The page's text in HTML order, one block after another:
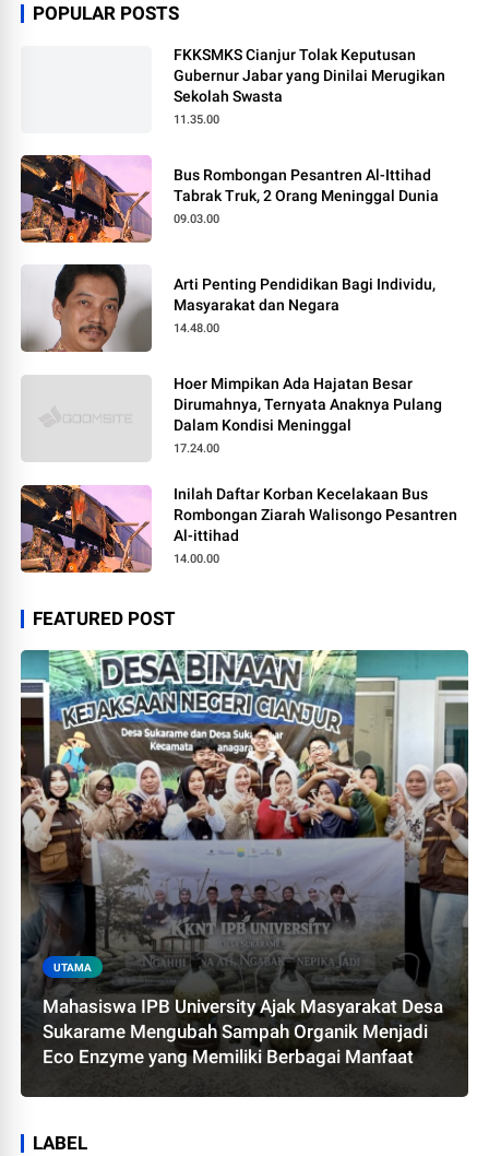
POPULAR POSTS
FKKSMKS Cianjur Tolak Keputusan
Gubernur Jabar yang Dinilai Merugikan
Sekolah Swasta
11.35.00
Bus Rombongan Pesantren Al-Ittihad
Tabrak Truk, 2 Orang Meninggal Dunia
09.03.00
Arti Penting Pendidikan Bagi Individu,
Masyarakat dan Negara
14.48.00
Hoer Mimpikan Ada Hajatan Besar
Dirumahnya, Ternyata Anaknya Pulang
Dalam Kondisi Meninggal
17.24.00
Inilah Daftar Korban Kecelakaan Bus
Rombongan Ziarah Walisongo Pesantren
Al-ittihad
14.00.00
FEATURED POST
UTAMA
Mahasiswa IPB University Ajak Masyarakat Desa
Sukarame Mengubah Sampah Organik Menjadi
Eco Enzyme yang Memiliki Berbagai Manfaat
LABEL